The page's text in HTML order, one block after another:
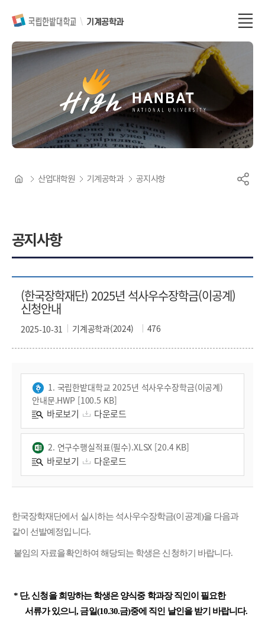
기계공학과
공지사항
산업대학원 기계공학과 공지사항
(한국장학재단) 2025년 석사우수장학금(이공계)
신청안내
기계공학과(2024) 476
2025-10-31
1. 국립한밭대학교 2025년 석사우수장학금(이공계)
안내문.HWP [100.5 KB]
바로보기 다운로드
2. 연구수행실적표(필수).XLSX [20.4 KB]
바로보기 다운로드
한국장학재단에서 실시하는 석사우수장학금(이공계 )을 다음과
같이 선발예정입니다.
붙임의 자료을확인하여 해당되는 학생은 신청하기 바랍니다.
* 단, 신청을 희망하는 학생은 양식중 학과장 직인이 필요한
서류가 있으니, 금일(10.30.금)중에 직인 날인을 받기 바랍니다.